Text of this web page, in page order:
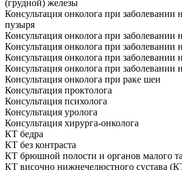
(грудной) железы
Консультация онколога при заболевании
пузыря
Консультация онколога при заболевании
Консультация онколога при заболевании
Консультация онколога при заболевании
Консультация онколога при заболевании
Консультация онколога при раке шеи
Консультация проктолога
Консультация психолога
Консультация уролога
Консультация хирурга-онколога
КТ бедра
КТ без контраста
КТ брюшной полости и органов малого
КТ височно нижнечелюстного сустава